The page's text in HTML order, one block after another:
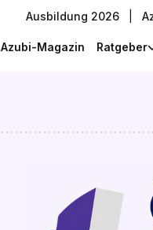
Ausbildung 2026
Azubi-Magazin Ratgeber